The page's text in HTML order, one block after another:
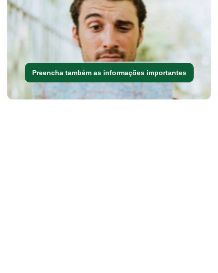
Preencha também as informações importantes